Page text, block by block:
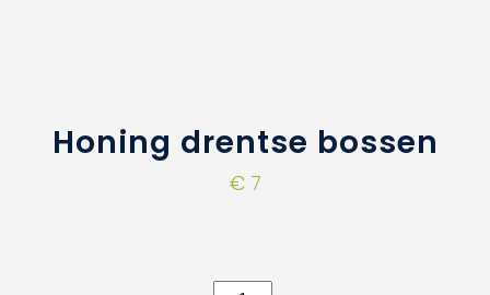
Honing drentse bossen
€7